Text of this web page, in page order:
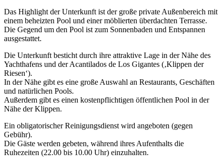
Das Highlight der Unterkunft ist der große private Außenbereich mit
einem beheizten Pool und einer möblierten überdachten Terrasse.
Die Gegend um den Pool ist zum Sonnenbaden und Entspannen
ausgestattet.
Die Unterkunft besticht durch ihre attraktive Lage in der Nähe des
Yachthafens und der Acantilados de Los Gigantes (‚Klippen der
Riesen‘).
In der Nähe gibt es eine große Auswahl an Restaurants, Geschäften
und natürlichen Pools.
Außerdem gibt es einen kostenpflichtigen öffentlichen Pool in der
Nähe der Klippen.
Ein obligatorischer Reinigungsdienst wird angeboten (gegen
Gebühr).
Die Gäste werden gebeten, während ihres Aufenthalts die
Ruhezeiten (22.00 bis 10.00 Uhr) einzuhalten.